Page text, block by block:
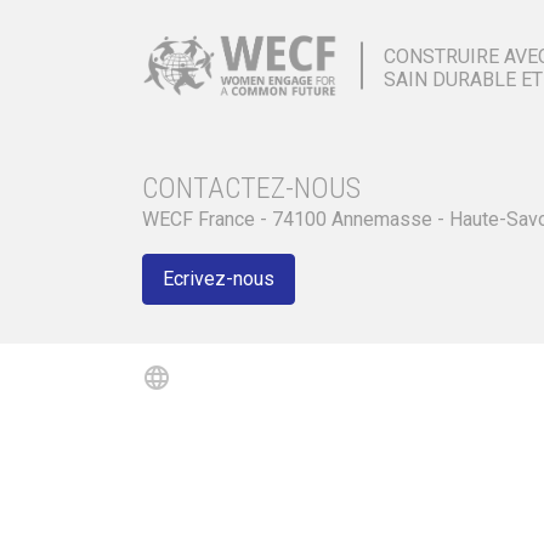
CONSTRUIRE
SAIN DURABLE
CONTACTEZ-NOUS
WECF France - 74100 Annemasse - Haute-
Ecrivez-nous
language